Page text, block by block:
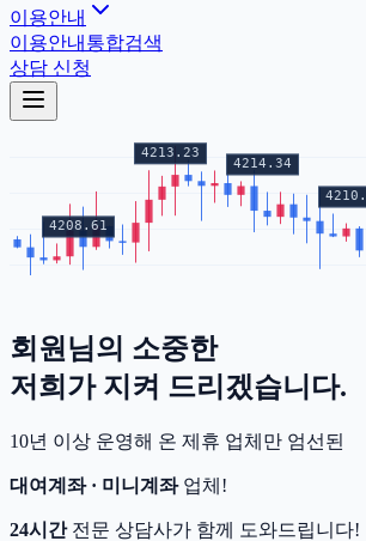
이용안내
이용안내 통합검색
상담 신청
회원님의 소중한
저희가 지켜 드리겠습니다.
10년 이상 운영해 온 제휴 업체만 엄선된
대여계좌 · 미니계좌업체!
24시간전문 상담사가 함께 도와드립니다!